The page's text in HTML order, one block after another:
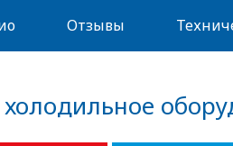
Отзывы